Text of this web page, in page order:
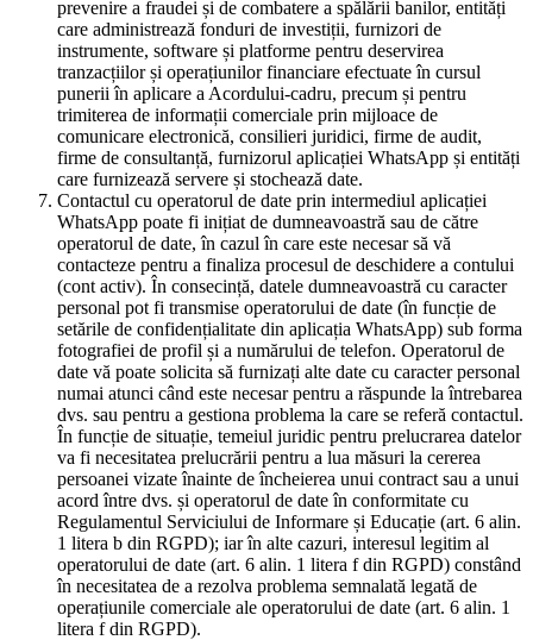
prevenire a fraudei și de combatere a spălării banilor, entități
care administrează fonduri de investiții, furnizori de
instrumente, software și platforme pentru deservirea
tranzacțiilor și operațiunilor financiare efectuate în cursul
punerii în aplicare a Acordului-cadru, precum și pentru
trimiterea de informații comerciale prin mijloace de
comunicare electronică, consilieri juridici, firme de audit,
firme de consultanță, furnizorul aplicației WhatsApp și entități
care furnizează servere și stochează date.
Contactul cu operatorul de date prin intermediul aplicației
WhatsApp poate fi inițiat de dumneavoastră sau de către
operatorul de date, în cazul în care este necesar să vă
contacteze pentru a finaliza procesul de deschidere a contului
(cont activ). În consecință, datele dumneavoastră cu caracter
personal pot fi transmise operatorului de date (în funcție de
setările de confidențialitate din aplicația WhatsApp) sub forma
fotografiei de profil și a numărului de telefon. Operatorul de
date vă poate solicita să furnizați alte date cu caracter personal
numai atunci când este necesar pentru a răspunde la întrebarea
dvs. sau pentru a gestiona problema la care se referă contactul.
În funcție de situație, temeiul juridic pentru prelucrarea datelor
va fi necesitatea prelucrării pentru a lua măsuri la cererea
persoanei vizate înainte de încheierea unui contract sau a unui
acord între dvs. și operatorul de date în conformitate cu
Regulamentul Serviciului de Informare și Educație (art. 6 alin.
1 litera b din RGPD); iar în alte cazuri, interesul legitim al
operatorului de date (art. 6 alin. 1 litera f din RGPD) constând
în necesitatea de a rezolva problema semnalată legată de
operațiunile comerciale ale operatorului de date (art. 6 alin. 1
litera f din RGPD).